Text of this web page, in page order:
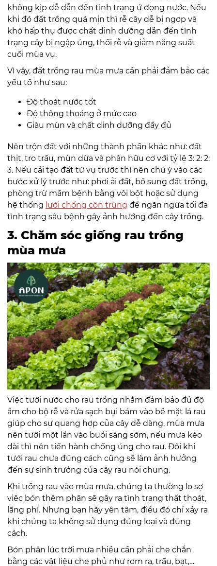
không kịp dễ dẫn đến tình trạng ứ đọng nước. Nếu
khi đó đất trồng quá mịn thì rễ cây dễ bị ngợp và
khó hấp thụ được chất dinh dưỡng dẫn đến tình
trạng cây bị ngập úng, thối rễ và giảm năng suất
cuối mùa vụ.
Vì vậy, đất trồng rau mùa mưa cần phải đảm bảo các
yếu tố như sau:
Độ thoát nước tốt
Độ thông thoáng ở mức cao
Giàu mùn và chất dinh dưỡng đầy đủ
Nên trộn đất với những thành phần khác như: đất
thịt, tro trấu, mùn dừa và phân hữu cơ với tỷ lệ 3: 2: 2:
3. Nếu cải tạo đất từ vụ trước thì nên chú ý vào các
bước xử lý trước như: phơi ải đất, bổ sung đất trồng,
phòng trừ mầm bệnh bằng vôi bột hoặc sử dụng
hệ thống lưới chống côn trùng để ngăn ngừa tối đa
tình trạng sâu bệnh gây ảnh hướng đến cây trồng.
3. Chăm sóc giống rau trồng
mùa mưa
Việc tưới nước cho rau trồng nhằm đảm bảo đủ độ
ẩm cho bộ rễ và rửa sạch bụi bám vào bề mặt lá rau
giúp cho sự quang hợp của cây dễ dàng, mùa mưa
nên tưới một lần vào buổi sáng sớm, nếu mưa kéo
dài thì nên tiến hành chống úng cho rau. Đôi khi
tưới rau chưa đúng cách cũng sẽ làm ảnh hưởng
đến sự sinh trưởng của cây rau nói chung.
Khi trồng rau vào mùa mưa, chúng ta thường lo sợ
việc bón thêm phân sẽ gây ra tình trạng thất thoát,
lãng phí. Nhưng bạn hãy yên tâm, điều đó chỉ xảy ra
khi chúng ta không sử dụng đúng loại và đúng
cách.
Bón phân lúc trời mưa nhiều cần phải che chắn
bằng các vật liệu che phủ như rơm rạ, trấu, bạt,…